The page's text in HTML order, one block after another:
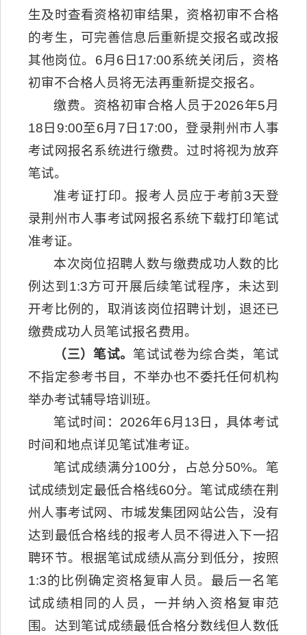
生及时查看资格初审结果，资格初审不合格
的考生，可完善信息后重新提交报名或改报
其他岗位。6月6日17:00系统关闭后，资格
初审不合格人员将无法再重新提交报名。
缴费。资格初审合格人员于2026年5月
18日9:00至6月7日17:00，登录荆州市人事
考试网报名系统进行缴费。过时将视为放弃
笔试。
准考证打印。报考人员应于考前3天登
录荆州市人事考试网报名系统下载打印笔试
准考证。
本次岗位招聘人数与缴费成功人数的比
例达到1:3方可开展后续笔试程序，未达到
开考比例的，取消该岗位招聘计划，退还已
缴费成功人员笔试报名费用。
（三）笔试。 笔试试卷为综合类，笔试
不指定参考书目，不举办也不委托任何机构
举办考试辅导培训班。
笔试时间：2026年6月13日，具体考试
时间和地点详见笔试准考证。
笔试成绩满分100分，占总分50%。笔
试成绩划定最低合格线60分。笔试成绩在荆
州人事考试网、市城发集团网站公告，没有
达到最低合格线的报考人员不得进入下一招
聘环节。根据笔试成绩从高分到低分，按照
1:3的比例确定资格复审人员。最后一名笔
试成绩相同的人员，一并纳入资格复审范
围。达到笔试成绩最低合格分数线但人数低